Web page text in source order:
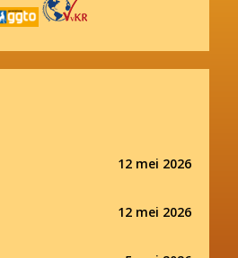
12 mei 2026
12 mei 2026